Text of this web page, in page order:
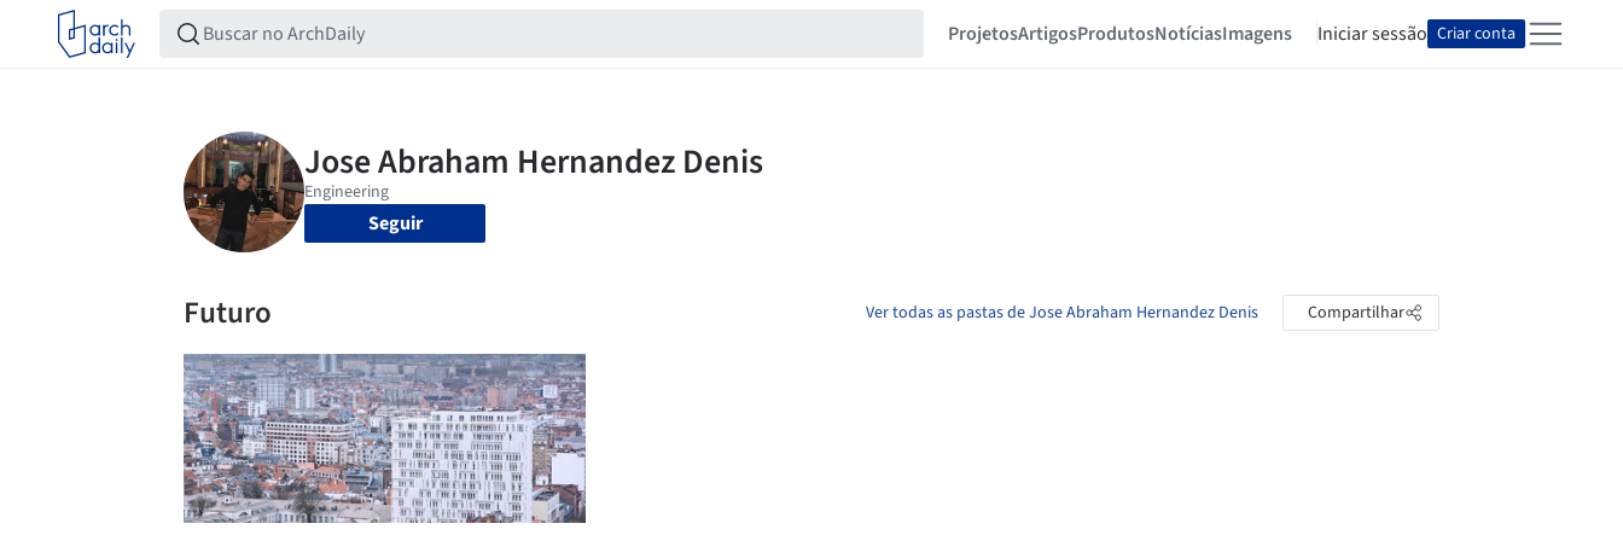
ProjetosArtigosProdutosNotíciasImagens Iniciar sessão Criar conta
Seguir
Futuro Ver todas as pastas de Jose Abraham Hernandez Denis Compartilhar